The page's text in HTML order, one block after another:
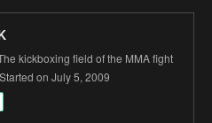
kickboxing field of the MMA fight
on July 5, 2009